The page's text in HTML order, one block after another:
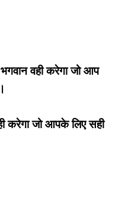
वही करेगा जो आप
करेगा जो आपके लिए सही